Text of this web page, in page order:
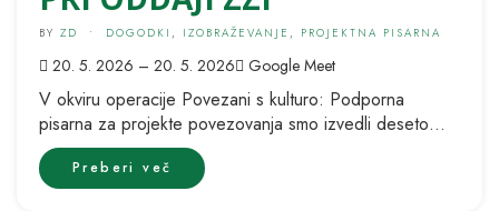
BY ZD • DOGODKI , IZOBRAŽEVANJE , PROJEKTNA PISARNA
20. 5. 2026 – 20. 5. 2026 Google Meet
V okviru operacije Povezani s kulturo: Podporna
pisarna za projekte povezovanja smo izvedli deseto
delavnico z naslovom Najpogostejše napake pri...
Preberi več